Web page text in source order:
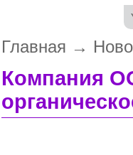
Главная →
Компания